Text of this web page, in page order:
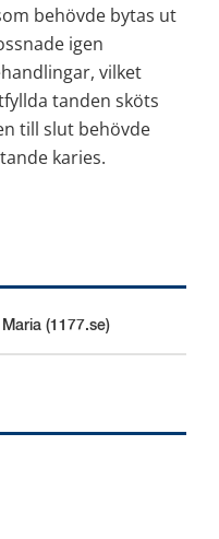
behövde bytas ut
igen
vilket
tanden sköts
till slut behövde
karies.
(1177.se)